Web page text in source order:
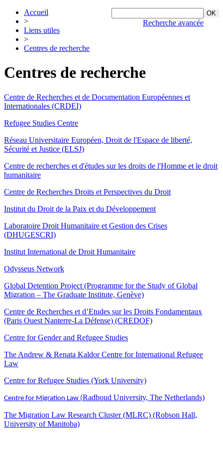
Recherche avancée
Accueil
>
Liens utiles
>
Centres de recherche
Centres de recherche
Centre de Recherches et de Documentation Européennes et
Internationales (CRDEI)
Refugee Studies Centre
Réseau Universitaire Européen, Droit de l'Espace de liberté,
Sécurité et Justice (ELSJ)
Centre de recherches et d'études sur les droits de l'Homme et le droit
humanitaire
Centre de Recherches Droits et Perspectives du Droit
Institut du Droit de la Paix et du Développement
Laboratoire Droit Humanitaire et Gestion des Crises
(DHUGESCRI)
Institut International de Droit Humanitaire
Odysseus Network
Global Detention Project (Programme for the Study of Global
Migration – The Graduate Institute, Genève)
Centre de Recherches et d’Etudes sur les Droits Fondamentaux
(Paris Ouest Nanterre-La Défense) (CREDOF)
Centre for Gender and Refugee Studies
The Andrew & Renata Kaldor Centre for International Refugee
Law
Centre for Refugee Studies (York University)
Centre for Migration Law (Radboud University, The Netherlands)
The Migration Law Research Cluster (MLRC) (Robson Hall,
University of Manitoba)